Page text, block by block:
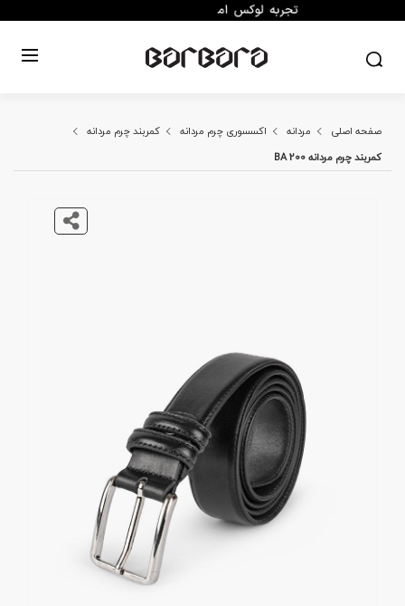
صفحه اصلی مردانه اکسسوری چرم مردانه
کمربند چرم مردانه
کمربند چرم مردانه BA 200